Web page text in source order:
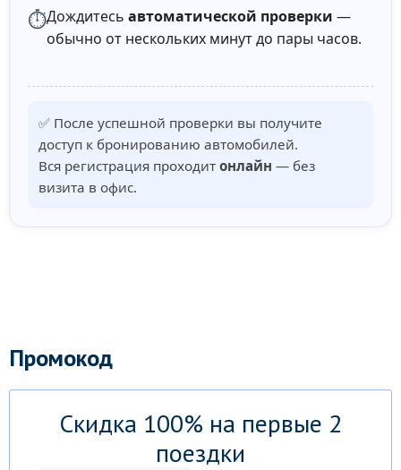
⏱️Дождитесь автоматической проверки —
обычно от нескольких минут до пары часов.
✅ После успешной проверки вы получите
доступ к бронированию автомобилей.
Вся регистрация проходит онлайн — без
визита в офис.
Промокод
Скидка 100% на первые 2
поездки